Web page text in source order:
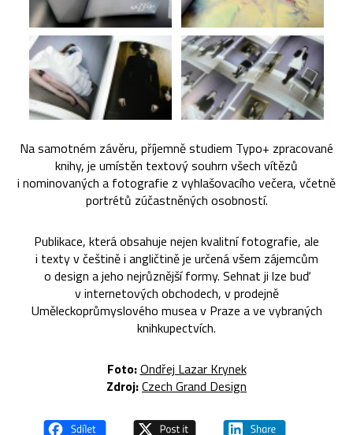
Na samotném závěru, příjemně studiem Typo+ zpracované
knihy, je umístěn textový souhrn všech vítězů
i nominovaných a fotografie z vyhlašovacího večera, včetně
portrétů zúčastněných osobností.
Publikace, která obsahuje nejen kvalitní fotografie, ale
i texty v češtině i angličtině je určená všem zájemcům
o design a jeho nejrůznější formy. Sehnat ji lze buď
v internetových obchodech, v prodejně
Uměleckoprůmyslového musea v Praze a ve vybraných
knihkupectvích.
Foto:Ondřej Lazar Krynek
Zdroj:Czech Grand Design